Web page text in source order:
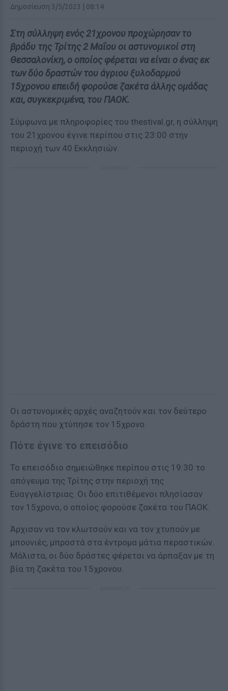
Δημοσίευση 3/5/2023 | 08:14
Στη σύλληψη ενός 21χρονου προχώρησαν το
βράδυ της Τρίτης 2 Μαΐου οι αστυνομικοί στη
Θεσσαλονίκη, ο οποίος φέρεται να είναι ο ένας εκ
των δύο δραστών του άγριου ξυλοδαρμού
15χρονου επειδή φορούσε ζακέτα άλλης ομάδας
και, συγκεκριμένα, του ΠΑΟΚ.
Σύμφωνα με πληροφορίες του thestival.gr, η σύλληψη
του 21χρονου έγινε περίπου στις 23:00 στην
περιοχή των 40 Εκκλησιών.
Οι αστυνομικές αρχές αναζητούν και τον δεύτερο
δράστη που χτύπησε τον 15χρονο.
Πότε έγινε το επεισόδιο
Το επεισόδιο σημειώθηκε περίπου στις 19:30 το
απόγευμα της Τρίτης στην περιοχή της
Ευαγγελίστριας. Οι δύο επιτιθέμενοι πλησίασαν
τον 15χρονο, ο οποίος φορούσε ζακέτα του ΠΑΟΚ.
Άρχισαν να τον κλωτσούν και να τον χτυπούν με
μπουνιές, μπροστά στα έντρομα μάτια περαστικών.
Μάλιστα, οι δύο δράστες φέρεται να άρπαξαν με τη
βία τη ζακέτα του 15χρονου.